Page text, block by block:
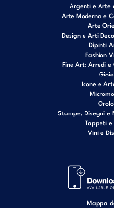
Argenti e Arte
Arte Moderna e
Arte
Design e Arti
Dipinti
Fashion
Fine Art: Arredi e
Icone e
Stampe, Disegni e
Tappeti e
Vini e
Mappa